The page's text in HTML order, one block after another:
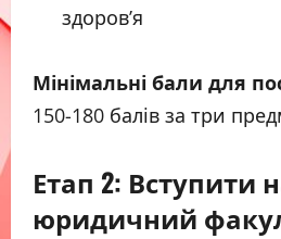
здоров’я
Мінімальні бали для
150-180 балів за три
Етап 2: Вступити
юридичний